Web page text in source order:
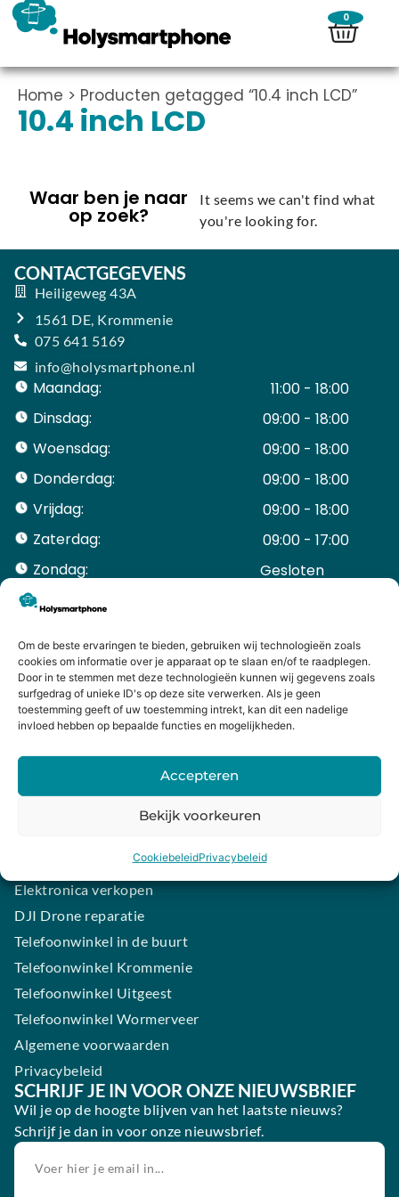
Om de beste ervaringen te bieden, gebruiken wij technologieën zoals
cookies om informatie over je apparaat op te slaan en/of te raadplegen.
Door in te stemmen met deze technologieën kunnen wij gegevens zoals
surfgedrag of unieke ID's op deze site verwerken. Als je geen
toestemming geeft of uw toestemming intrekt, kan dit een nadelige
invloed hebben op bepaalde functies en mogelijkheden.
Accepteren
Bekijk voorkeuren
CookiebeleidPrivacybeleid
0
Home > Producten getagged “10.4 inch LCD”
10.4 inch LCD
Waar ben je naar
op zoek?
It seems we can't find what
you're looking for.
CONTACTGEGEVENS
Heiligeweg 43A
1561 DE, Krommenie
075 641 5169
info@holysmartphone.nl
Maandag:
11:00 - 18:00
Dinsdag:
09:00 - 18:00
Woensdag:
09:00 - 18:00
Donderdag:
09:00 - 18:00
Vrijdag:
09:00 - 18:00
Zaterdag:
09:00 - 17:00
Zondag:
Gesloten ​ ​ ​ ​ ​ ​ ​
ACCOUNT
Mijn Account
Bestellingen
Mijn winkelwagen
HANDIGE LINKS
Levering en retourneren
Garantie
Contact
Samsung smartphone laten maken
Elektronica verkopen
DJI Drone reparatie
Telefoonwinkel in de buurt
Telefoonwinkel Krommenie
Telefoonwinkel Uitgeest
Telefoonwinkel Wormerveer
Algemene voorwaarden
Privacybeleid
SCHRIJF JE IN VOOR ONZE NIEUWSBRIEF
Wil je op de hoogte blijven van het laatste nieuws?
Schrijf je dan in voor onze nieuwsbrief.